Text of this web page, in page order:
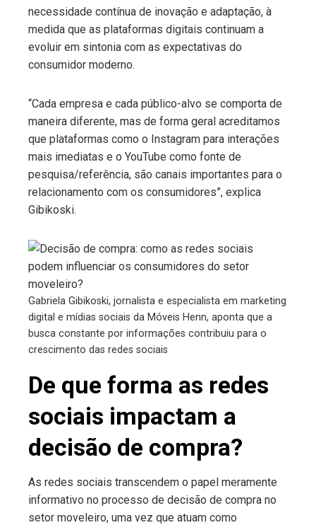
necessidade contínua de inovação e adaptação, à
medida que as plataformas digitais continuam a
evoluir em sintonia com as expectativas do
consumidor moderno.
“Cada empresa e cada público-alvo se comporta de
maneira diferente, mas de forma geral acreditamos
que plataformas como o Instagram para interações
mais imediatas e o YouTube como fonte de
pesquisa/referência, são canais importantes para o
relacionamento com os consumidores”, explica
Gibikoski.
Gabriela Gibikoski, jornalista e especialista em marketing
digital e mídias sociais da Móveis Henn, aponta que a
busca constante por informações contribuiu para o
crescimento das redes sociais
De que forma as redes
sociais impactam a
decisão de compra?
As redes sociais transcendem o papel meramente
informativo no processo de decisão de compra no
setor moveleiro, uma vez que atuam como